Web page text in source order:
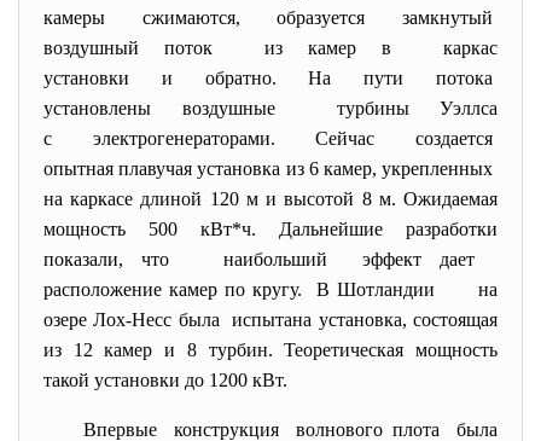
камеры сжимаются, образуется замкнутый
воздушный поток из камер в каркас
установки и обратно. На пути потока
установлены воздушные турбины Уэллса
с электрогенераторами. Сейчас создается
опытная плавучая установка из 6 камер, укрепленных
на каркасе длиной 120 м и высотой 8 м. Ожидаемая
мощность 500 кВт*ч. Дальнейшие разработки
показали, что наибольший эффект дает
расположение камер по кругу. В Шотландии на
озере Лох-Несс была испытана установка, состоящая
из 12 камер и 8 турбин. Теоретическая мощность
такой установки до 1200 кВт.
Впервые конструкция волнового плота была